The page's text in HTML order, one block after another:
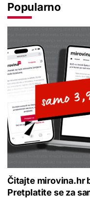
Popularno
Čitajte mirovina.hr
Pretplatite se za